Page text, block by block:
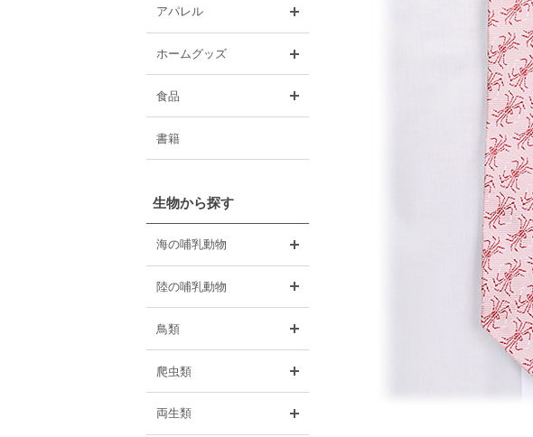
アパレル
ホームグッズ
食品
書籍
生物から探す
海の哺乳動物
陸の哺乳動物
鳥類
爬虫類
両生類